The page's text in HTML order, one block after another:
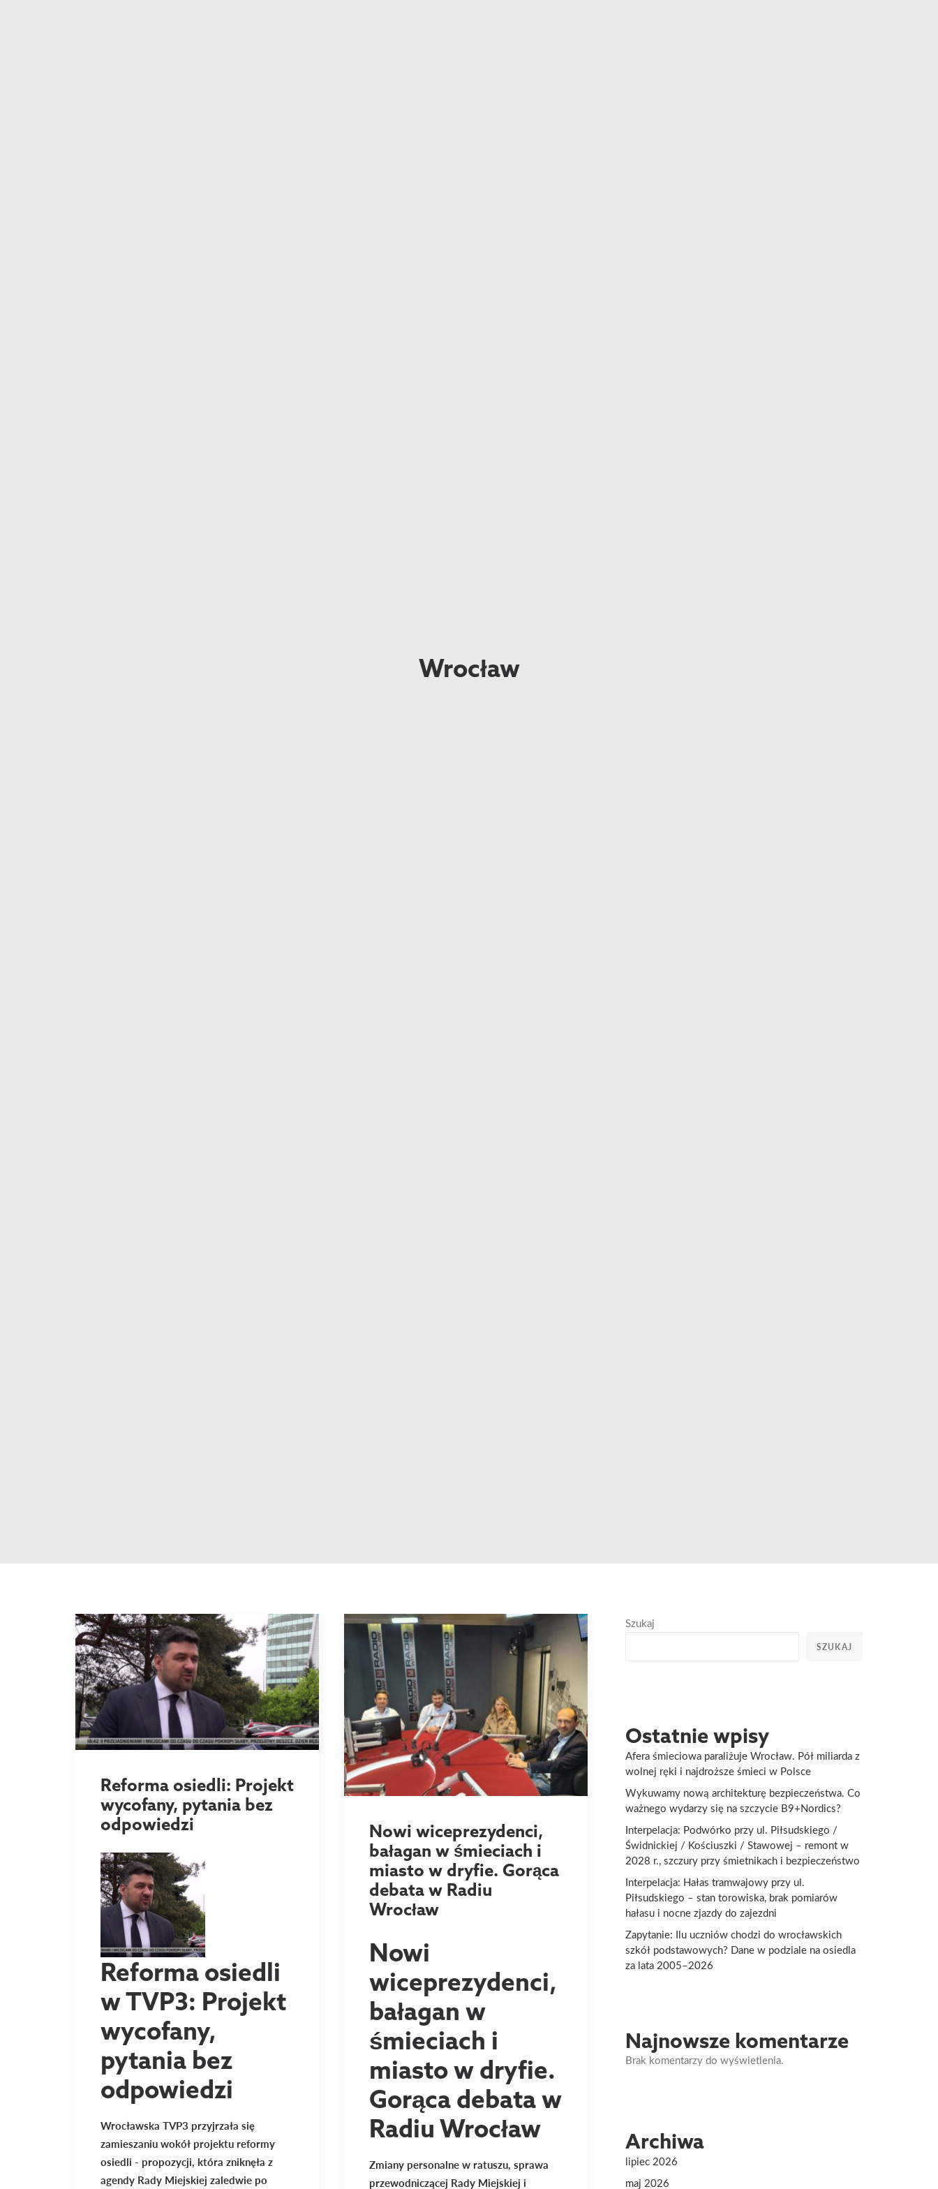
Wrocław
Reforma osiedli: Projekt
wycofany, pytania bez
odpowiedzi
Reforma osiedli
w TVP3: Projekt
wycofany,
pytania bez
odpowiedzi
Wrocławska TVP3 przyjrzała się
zamieszaniu wokół projektu reformy
osiedli - propozycji, która zniknęła z
agendy Rady Miejskiej zaledwie po
Nowi wiceprezydenci,
bałagan w śmieciach i
miasto w dryfie. Gorąca
debata w Radiu
Wrocław
Nowi
wiceprezydenci,
bałagan w
śmieciach i
miasto w dryfie.
Gorąca debata w
Radiu Wrocław
Zmiany personalne w ratuszu, sprawa
przewodniczącej Rady Miejskiej i
Szukaj
SZUKAJ
Ostatnie wpisy
Afera śmieciowa paraliżuje Wrocław. Pół miliarda z
wolnej ręki i najdroższe śmieci w Polsce
Wykuwamy nową architekturę bezpieczeństwa. Co
ważnego wydarzy się na szczycie B9+Nordics?
Interpelacja: Podwórko przy ul. Piłsudskiego /
Świdnickiej / Kościuszki / Stawowej – remont w
2028 r., szczury przy śmietnikach i bezpieczeństwo
Interpelacja: Hałas tramwajowy przy ul.
Piłsudskiego – stan torowiska, brak pomiarów
hałasu i nocne zjazdy do zajezdni
Zapytanie: Ilu uczniów chodzi do wrocławskich
szkół podstawowych? Dane w podziale na osiedla
za lata 2005–2026
Najnowsze komentarze
Brak komentarzy do wyświetlenia.
Archiwa
lipiec 2026
maj 2026